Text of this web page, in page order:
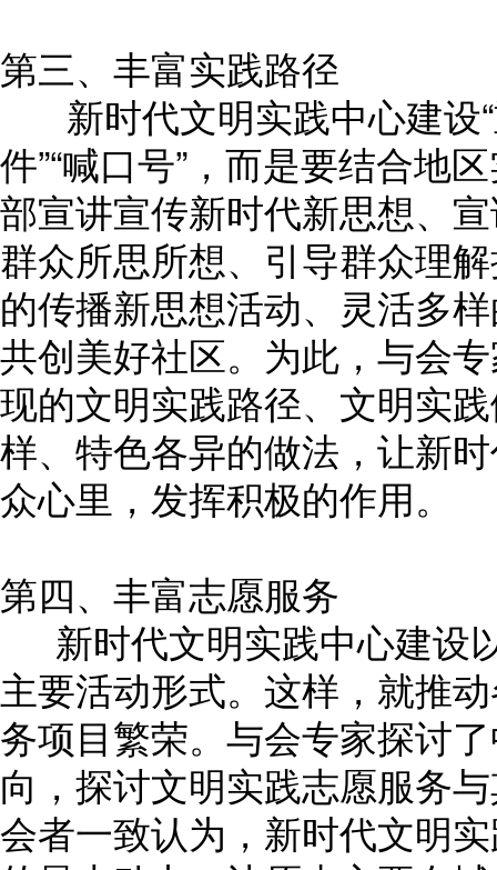
第三、丰富实践路径
新时代文明实践中心建设“
件”“喊口号”，而是要结合地
部宣讲宣传新时代新思想、
群众所思所想、引导群众理
的传播新思想活动、灵活多
共创美好社区。为此，与会
现的文明实践路径、文明实
样、特色各异的做法，让新
众心里，发挥积极的作用。
第四、丰富志愿服务
新时代文明实践中心建设
主要活动形式。这样，就推
务项目繁荣。与会专家探讨
向，探讨文明实践志愿服务
会者一致认为，新时代文明